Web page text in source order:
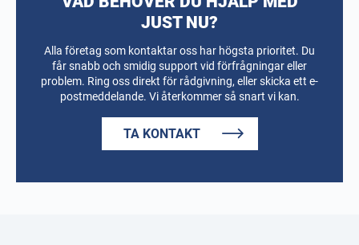
JUST NU?
Alla företag som kontaktar oss har högsta prioritet. Du
får snabb och smidig support vid förfrågningar eller
problem. Ring oss direkt för rådgivning, eller skicka ett e-
postmeddelande. Vi återkommer så snart vi kan.
TA KONTAKT